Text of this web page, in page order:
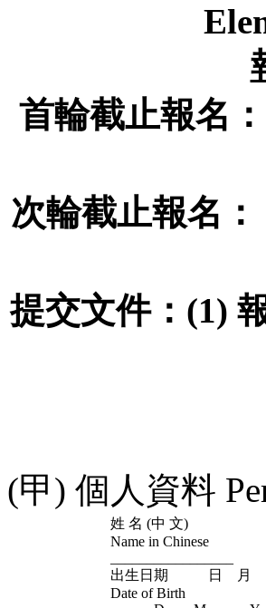
首輪截止報名：
次輪截止報名：
提交文件： (1)
(甲) 個人資料
姓 名 (中 文)
Name in Chinese
出生日期 日 月
Date of Birth